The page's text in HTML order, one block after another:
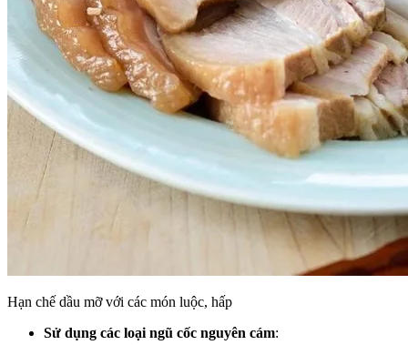
Hạn chế dầu mỡ với các món luộc, hấp
Sử dụng các loại ngũ cốc nguyên cám: